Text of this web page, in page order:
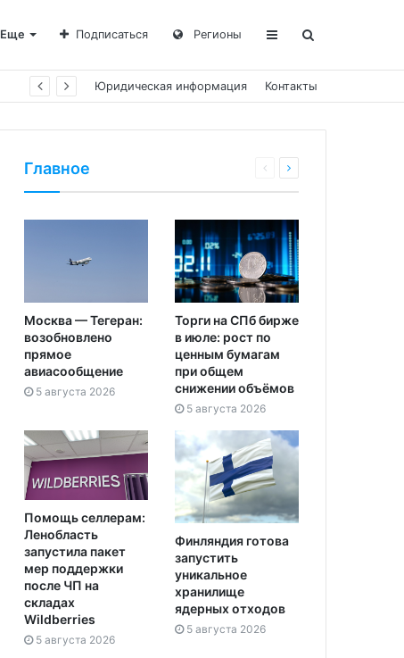
Еще Подписаться Регионы
Юридическая информация Контакты
Главное
Москва — Тегеран:
возобновлено
прямое
авиасообщение
5 августа 2026
Торги на СПб бирже
в июле: рост по
ценным бумагам
при общем
снижении объёмов
5 августа 2026
Помощь селлерам:
Ленобласть
запустила пакет
мер поддержки
после ЧП на
складах
Wildberries
5 августа 2026
Финляндия готова
запустить
уникальное
хранилище
ядерных отходов
5 августа 2026